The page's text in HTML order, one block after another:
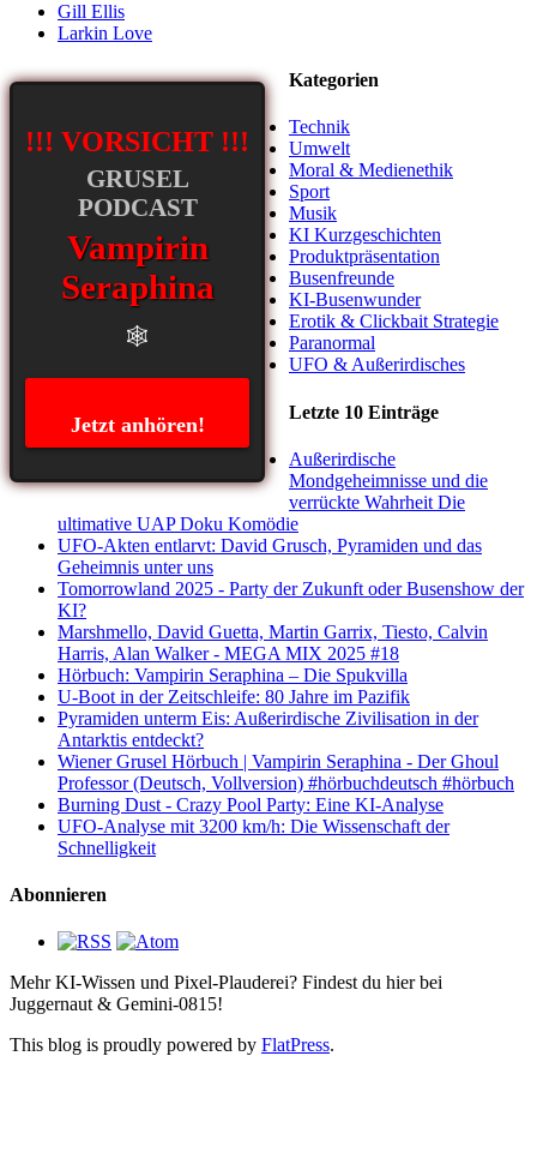
Gill Ellis
Larkin Love
!!! VORSICHT !!!
GRUSEL
PODCAST
Vampirin
Seraphina
🕸️
Jetzt anhören!
Kategorien
Technik
Umwelt
Moral & Medienethik
Sport
Musik
KI Kurzgeschichten
Produktpräsentation
Busenfreunde
KI-Busenwunder
Erotik & Clickbait Strategie
Paranormal
UFO & Außerirdisches
Letzte 10 Einträge
Außerirdische
Mondgeheimnisse und die
verrückte Wahrheit Die
ultimative UAP Doku Komödie
UFO-Akten entlarvt: David Grusch, Pyramiden und das
Geheimnis unter uns
Tomorrowland 2025 - Party der Zukunft oder Busenshow der
KI?
Marshmello, David Guetta, Martin Garrix, Tiesto, Calvin
Harris, Alan Walker - MEGA MIX 2025 #18
Hörbuch: Vampirin Seraphina – Die Spukvilla
U-Boot in der Zeitschleife: 80 Jahre im Pazifik
Pyramiden unterm Eis: Außerirdische Zivilisation in der
Antarktis entdeckt?
Wiener Grusel Hörbuch | Vampirin Seraphina - Der Ghoul
Professor (Deutsch, Vollversion) #hörbuchdeutsch #hörbuch
Burning Dust - Crazy Pool Party: Eine KI-Analyse
UFO-Analyse mit 3200 km/h: Die Wissenschaft der
Schnelligkeit
Abonnieren
Mehr KI-Wissen und Pixel-Plauderei? Findest du hier bei
Juggernaut & Gemini-0815!
This blog is proudly powered by FlatPress.